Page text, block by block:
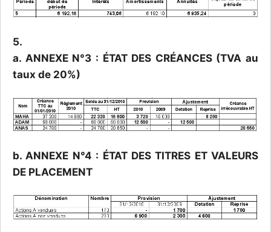
5.
a. ANNEXE N°3 : ÉTAT DES CRÉANCES (TVA au
taux de 20%)
b. ANNEXE N°4 : ÉTAT DES TITRES ET VALEURS
DE PLACEMENT